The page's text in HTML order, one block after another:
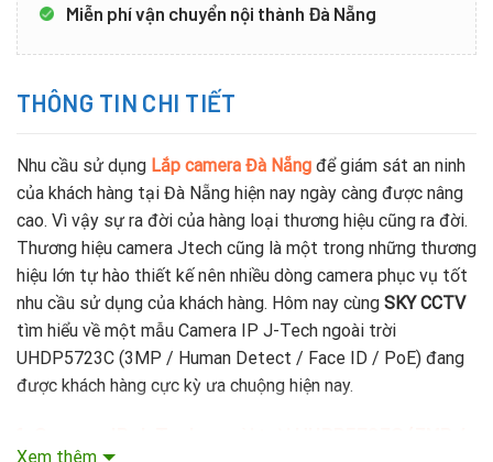
Miễn phí vận chuyển nội thành Đà Nẵng
THÔNG TIN CHI TIẾT
Nhu cầu sử dụng Lắp camera Đà Nẵng để giám sát an ninh
của khách hàng tại Đà Nẵng hiện nay ngày càng được nâng
cao. Vì vậy sự ra đời của hàng loại thương hiệu cũng ra đời.
Thương hiệu camera Jtech cũng là một trong những thương
hiệu lớn tự hào thiết kế nên nhiều dòng camera phục vụ tốt
nhu cầu sử dụng của khách hàng. Hôm nay cùng SKY CCTV
tìm hiểu về một mẫu Camera IP J-Tech ngoài trời
UHDP5723C (3MP / Human Detect / Face ID / PoE) đang
được khách hàng cực kỳ ưa chuộng hiện nay.
Xem thêm